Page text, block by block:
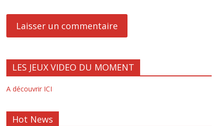
LES JEUX VIDEO DU MOMENT
A découvrir ICI
Hot News